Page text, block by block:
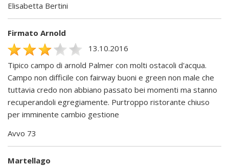
Elisabetta Bertini
Firmato Arnold
13.10.2016
Tipico campo di arnold Palmer con molti ostacoli d'acqua.
Campo non difficile con fairway buoni e green non male che
tuttavia credo non abbiano passato bei momenti ma stanno
recuperandoli egregiamente. Purtroppo ristorante chiuso
per imminente cambio gestione
Avvo 73
Martellago